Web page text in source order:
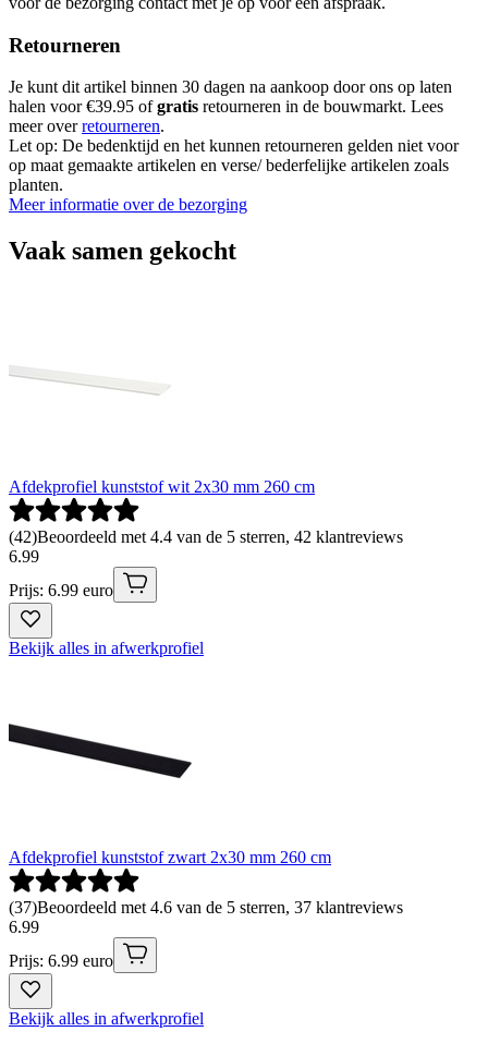
Retourneren
Je kunt dit artikel binnen 30 dagen na aankoop door ons op laten
halen voor €39.95 ofgratis retourneren in de bouwmarkt. Lees
meer overretourneren.
Let op: De bedenktijd en het kunnen retourneren gelden niet voor
op maat gemaakte artikelen en verse/ bederfelijke artikelen zoals
planten.
Meer informatie over de bezorging
Vaak samen gekocht
Afdekprofiel kunststof wit 2x30 mm 260 cm
(42)Beoordeeld met 4.4 van de 5 sterren, 42 klantreviews
6.99
Prijs: 6.99 euro
Bekijk alles in afwerkprofiel
Afdekprofiel kunststof zwart 2x30 mm 260 cm
(37)Beoordeeld met 4.6 van de 5 sterren, 37 klantreviews
6.99
Prijs: 6.99 euro
Bekijk alles in afwerkprofiel